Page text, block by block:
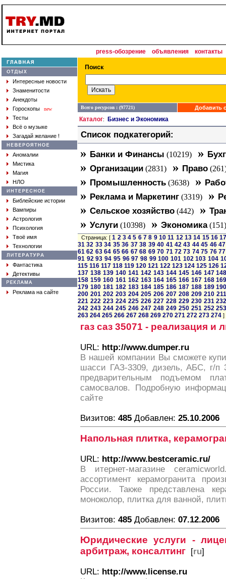
press-обозрение объявления контакты
Интересные новости
Знаменитости
Анекдоты
Гороскопы
new
Тесты
Всё о музыке
Загадай желание !
Аномалии
Мистика
Магия
НЛО
Библейские истории
Вампиры
Астрология
Психология
Твоё имя
Технологии
Фантастика
Детективы
Реклама на сайте
Всего ресурсов : (97721) Добавить
Каталог: Бизнес и Экономика
Список подкатегорий:
» Банки и Финансы (10219) »
» Организации (2831) » Право
» Промышленность (3638) »
» Реклама и Маркетинг (3319) »
» Сельское хозяйство (442) »
» Услуги (10398) » Экономика(151)
Страница: [1 2 3 4 5 6 7 8 9 10 11 12 13 14 15 16
31 32 33 34 35 36 37 38 39 40 41 42 43 44 45 46 47
61 62 63 64 65 66 67 68 69 70 71 72 73 74 75 76 77
91 92 93 94 95 96 97 98 99 100 101 102 103 104
115 116 117 118 119 120 121 122 123 124 125 126
137 138 139 140 141 142 143 144 145 146 147
158 159 160 161 162 163 164 165 166 167 168
179 180 181 182 183 184 185 186 187 188 189
200 201 202 203 204 205 206 207 208 209 210 211
221 222 223 224 225 226 227 228 229 230 231
242 243 244 245 246 247 248 249 250 251 252
263 264 265 266 267 268 269 270 271 272 273 274 ]
газ саз 35071 - реализация и
URL: http://www.dumper.ru
В нашей компании Вы сможете
шасси ГАЗ-3309, дизель, АБС, г/п
предварительным подъемом
самосвалов. Подробную
сайте
Визитов: 485 Добавлен: 25.10.2006
Напольная плитка,
URL: http://www.bestceramic.ru/
В итернет-магазине
ассортимент керамогранита
России. Также представлена
моноколор, плитка для ванной,
Визитов: 485 Добавлен: 07.12.2006
Юридические услуги -
арбитраж, консалтинг [ru]
URL: http://www.license.ru